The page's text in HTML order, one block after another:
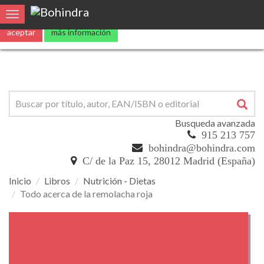
Utilizamoscookies propias y de terceros para mejorar nuestros
aceptar más información
Toggle navigation
Busqueda avanzada
915 213 757
bohindra@bohindra.com
C/ de la Paz 15, 28012 Madrid (España)
Inicio Libros
Nutrición - Dietas
Todo acerca de la remolacha roja